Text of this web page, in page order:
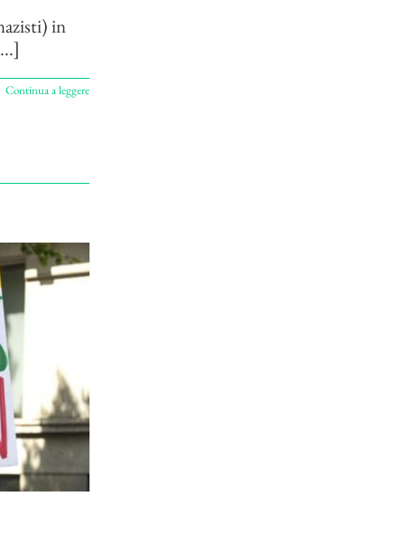
in
Continua a leggere